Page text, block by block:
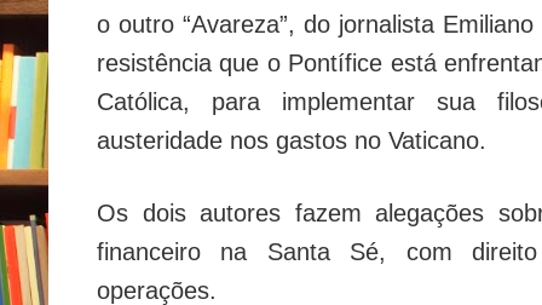
o outro “Avareza”, do jornalista
resistência que o Pontífice está
Católica, para implementar sua
austeridade nos gastos no Vaticano.
Os dois autores fazem alegações
financeiro na Santa Sé, com
operações.